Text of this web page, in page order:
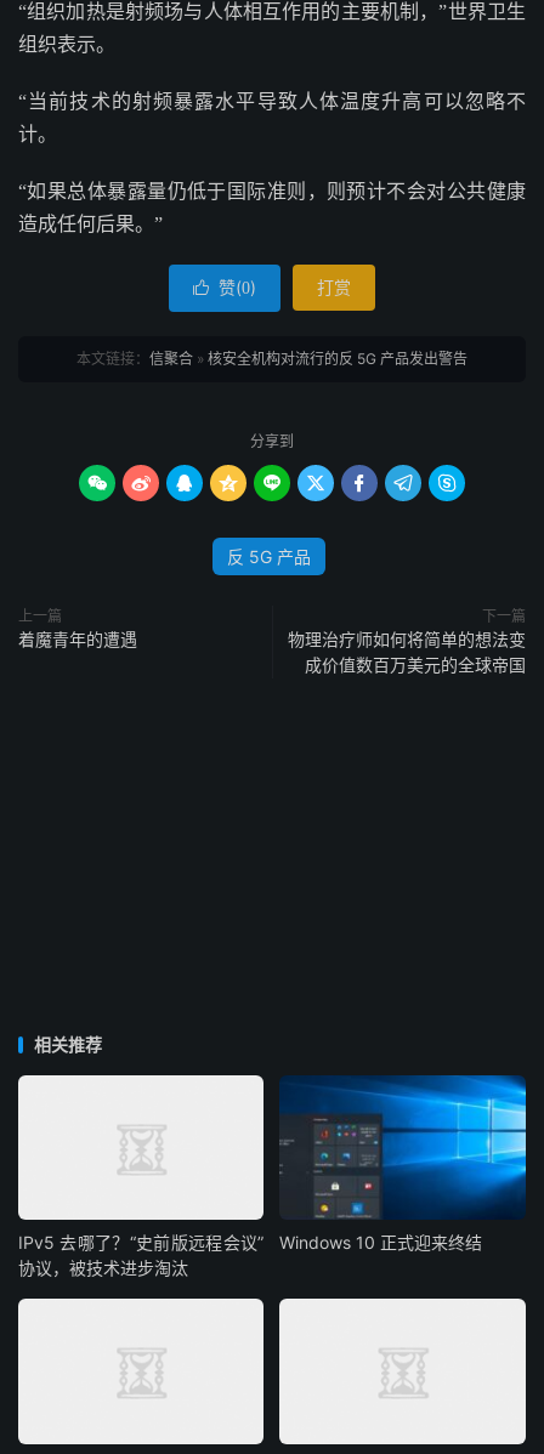
“组织加热是射频场与人体相互作用的主要机制，”世界卫生
组织表示。
“当前技术的射频暴露水平导致人体温度升高可以忽略不
计。
“如果总体暴露量仍低于国际准则，则预计不会对公共健康
造成任何后果。”
 赞(0) 打赏
本文链接： 信聚合 » 核安全机构对流行的反 5G 产品发出警告
分享到
        
反 5G 产品
上一篇
着魔青年的遭遇
下一篇
物理治疗师如何将简单的想法变
成价值数百万美元的全球帝国
相关推荐
IPv5 去哪了？“史前版远程会议”
协议，被技术进步淘汰
Windows 10 正式迎来终结